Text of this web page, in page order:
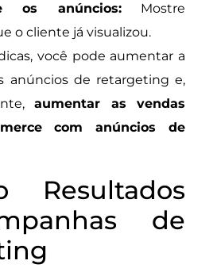
os anúncios:Mostre
o cliente já visualizou.
você pode aumentar a
anúncios de retargeting e,
aumentar as vendas
com anúncios de
Resultados
de